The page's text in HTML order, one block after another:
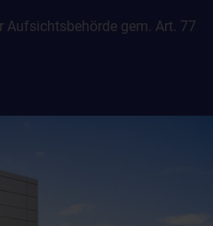
Aufsichtsbehörde gem. Art. 77